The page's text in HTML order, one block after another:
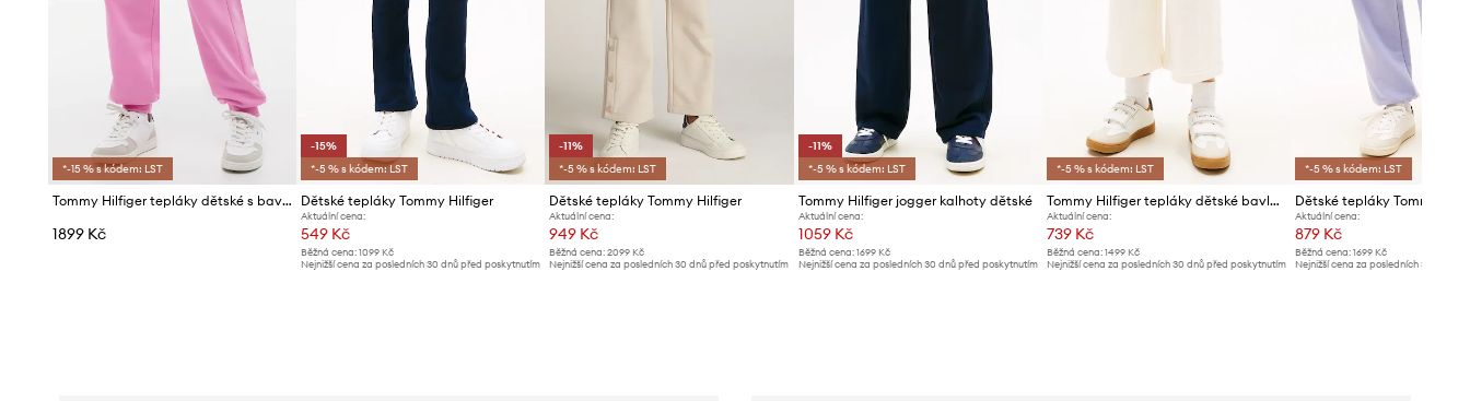
*-15 % s kódem: LST
Tommy Hilfiger tepláky dětské s bavlnou
1899 Kč
-15%
*-5 % s kódem: LST
Dětské tepláky Tommy Hilfiger
Aktuální cena:
549 Kč
Běžná cena:1099 Kč
Nejnižší cena za posledních 30 dnů před poskytnutím
-11%
*-5 % s kódem: LST
Dětské tepláky Tommy Hilfiger
Aktuální cena:
949 Kč
Běžná cena: 2099 Kč
Nejnižší cena za posledních 30 dnů před poskytnutím
-11%
*-5 % s kódem: LST
Tommy Hilfiger jogger kalhoty dětské
Aktuální cena:
1059 Kč
Běžná cena: 1699 Kč
Nejnižší cena za posledních 30 dnů před poskytnutím
*-5 % s kódem: LST
Tommy Hilfiger tepláky dětské bavlněné
Aktuální cena:
739 Kč
Běžná cena:1499 Kč
Nejnižší cena za posledních 30 dnů před poskytnutím
*-5 % s kódem: LST
Dětské tepláky Tommy
Aktuální cena:
879 Kč
Běžná cena: 1699 Kč
Nejnižší cena za posledních 30 dnů